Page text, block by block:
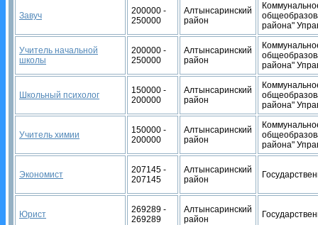
Завуч
200000 -
250000
Алтынсаринский
район
района"
Учитель начальной
школы
200000 -
250000
Алтынсаринский
район
района"
Школьный психолог
150000 -
200000
Алтынсаринский
район
района"
Учитель химии
150000 -
200000
Алтынсаринский
район
района"
Экономист
207145 -
207145
Алтынсаринский
район
Юрист
269289 -
269289
Алтынсаринский
район